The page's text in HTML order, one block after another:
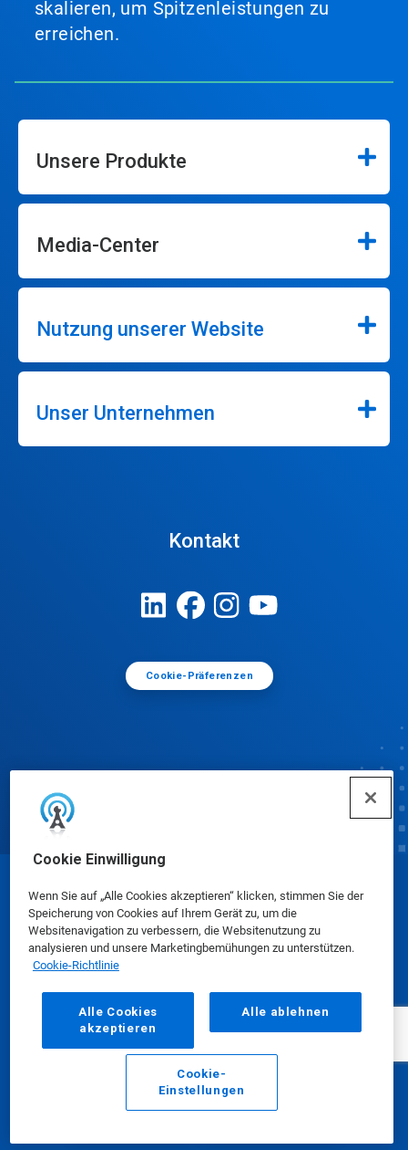
Cookie Einwilligung
Wenn Sie auf „Alle Cookies akzeptieren“ klicken, stimmen Sie der
Speicherung von Cookies auf Ihrem Gerät zu, um die
Websitenavigation zu verbessern, die Websitenutzung zu
analysieren und unsere Marketingbemühungen zu unterstützen.
Cookie-Richtlinie
Alle Cookies
akzeptieren
Alle ablehnen
Cookie-
Einstellungen
skalieren, um Spitzenleistungen zu
erreichen.
Unsere Produkte
Media-Center
Nutzung unserer Website
Unser Unternehmen
Kontakt
Cookie-Präferenzen
E-Mail Anrufen
© Ecolab Inc. 2025
Sicherheitsdatenblätter|Datenschutzrichtlinie